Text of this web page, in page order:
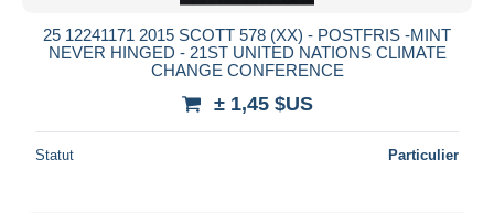
25 12241171 2015 SCOTT 578 (XX) - POSTFRIS -MINT
NEVER HINGED - 21ST UNITED NATIONS CLIMATE
CHANGE CONFERENCE
± 1,45 $US
Statut Particulier